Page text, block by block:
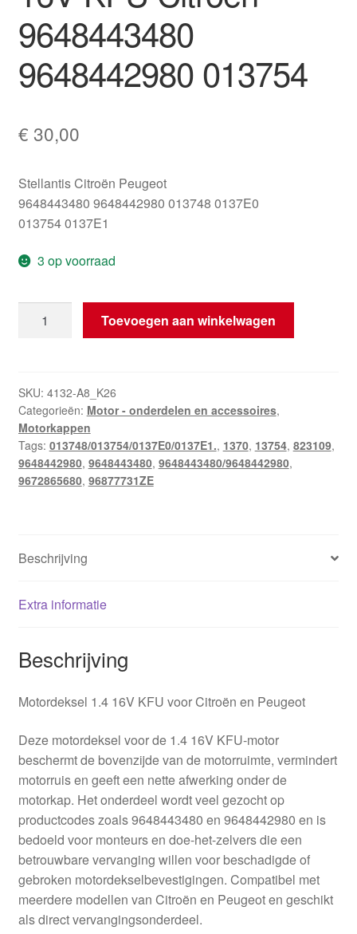
9648443480
9648442980 013754
€ 30,00
Stellantis Citroën Peugeot
9648443480 9648442980 013748 0137E0
013754 0137E1
3 op voorraad
Motorafdekking
Citroën
9648443480
9648442980
013754
hoeveelheid
Toevoegen aan winkelwagen
SKU: 4132-A8_K26
Categorieën: Motor - onderdelen en accessoires,
Motorkappen
Tags: 013748/013754/0137E0/0137E1., 1370, 13754, 823109,
9648442980, 9648443480, 9648443480/9648442980,
9672865680, 96877731ZE
Beschrijving
Extra informatie
Beschrijving
Motordeksel 1.4 16V KFU voor Citroën en Peugeot
Deze motordeksel voor de 1.4 16V KFU-motor
beschermt de bovenzijde van de motorruimte, vermindert
motorruis en geeft een nette afwerking onder de
motorkap. Het onderdeel wordt veel gezocht op
productcodes zoals 9648443480 en 9648442980 en is
bedoeld voor monteurs en doe-het-zelvers die een
betrouwbare vervanging willen voor beschadigde of
gebroken motordekselbevestigingen. Compatibel met
meerdere modellen van Citroën en Peugeot en geschikt
als direct vervangingsonderdeel.